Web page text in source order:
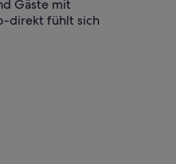
Gäste mit
direkt fühlt sich